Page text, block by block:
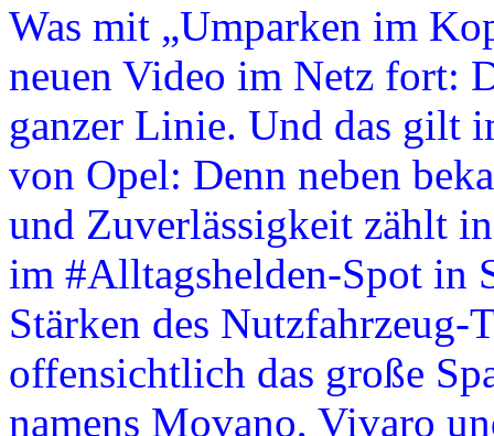
Was mit „Umparken im
neuen Video im Netz fort:
ganzer Linie. Und das gilt
von Opel: Denn neben
und Zuverlässigkeit zählt
im #Alltagshelden-Spot in
Stärken des
offensichtlich das große
namens Movano, Vivaro